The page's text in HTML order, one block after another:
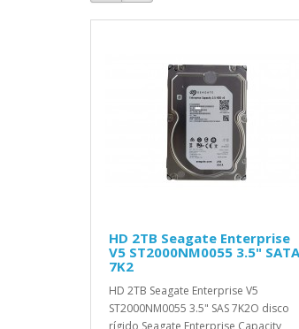
HD 2TB Seagate Enterprise
V5 ST2000NM0055 3.5" SATA
7K2
HD 2TB Seagate Enterprise V5
ST2000NM0055 3.5" SAS 7K2O disco
rígido Seagate Enterprise Capacity